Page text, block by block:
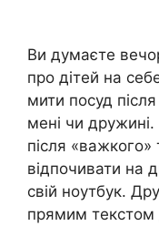
Ви думаєте
про дітей на
мити посуд
мені чи
після «важкого»
відпочивати на
свій ноутбук.
прямим текстом